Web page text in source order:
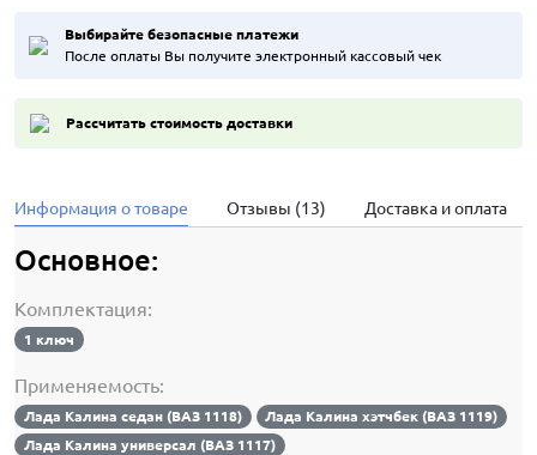
Выбирайте безопасные платежи
После оплаты Вы получите электронный кассовый чек
Рассчитать стоимость доставки
Информация о товаре Отзывы (13) Доставка и оплата
Основное:
Комплектация:
1 ключ
Применяемость:
Лада Калина седан (ВАЗ 1118)
Лада Калина хэтчбек (ВАЗ 1119)
Лада Калина универсал (ВАЗ 1117)